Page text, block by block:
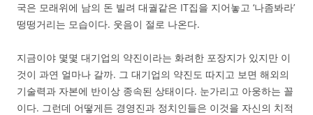
국은 모래위에 남의 돈 빌려 대궐같은 IT집을 지어놓고 ‘나좀봐라’
떵떵거리는 모습이다. 웃음이 절로 나온다.
지금이야 몇몇 대기업의 약진이라는 화려한 포장지가 있지만 이
것이 과연 얼마나 갈까. 그 대기업의 약진도 따지고 보면 해외의
기술력과 자본에 반이상 종속된 상태이다. 눈가리고 아웅하는 꼴
이다. 그런데 어떻게든 경영진과 정치인들은 이것을 자신의 치적